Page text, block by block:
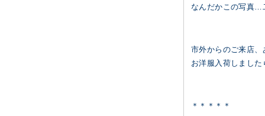
なんだかこの写真…
市外からのご来店
お洋服入荷しまし
＊＊＊＊＊